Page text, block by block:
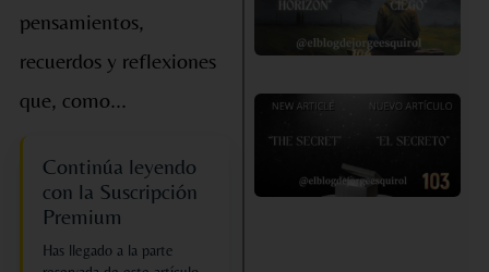
pensamientos,
recuerdos y reflexiones
que, como...
Continúa leyendo
con la Suscripción
Premium
Has llegado a la parte